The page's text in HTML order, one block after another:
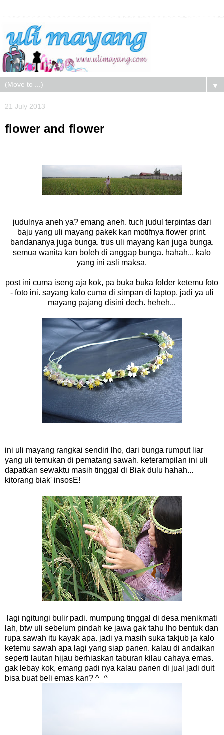
▼
21 July 2013
flower and flower
judulnya aneh ya? emang aneh. tuch judul terpintas dari
baju yang uli mayang pakek kan motifnya flower print.
bandananya juga bunga, trus uli mayang kan juga bunga.
semua wanita kan boleh di anggap bunga. hahah... kalo
yang ini asli maksa.
post ini cuma iseng aja kok, pa buka buka folder ketemu foto
- foto ini. sayang kalo cuma di simpan di laptop. jadi ya uli
mayang pajang disini dech. heheh...
ini uli mayang rangkai sendiri lho, dari bunga rumput liar
yang uli temukan di pematang sawah. keterampilan ini uli
dapatkan sewaktu masih tinggal di Biak dulu hahah...
kitorang biak' insosE!
lagi ngitungi bulir padi. mumpung tinggal di desa menikmati
lah, btw uli sebelum pindah ke jawa gak tahu lho bentuk dan
rupa sawah itu kayak apa. jadi ya masih suka takjub ja kalo
ketemu sawah apa lagi yang siap panen. kalau di andaikan
seperti lautan hijau berhiaskan taburan kilau cahaya emas.
gak lebay kok, emang padi nya kalau panen di jual jadi duit
bisa buat beli emas kan? ^_^